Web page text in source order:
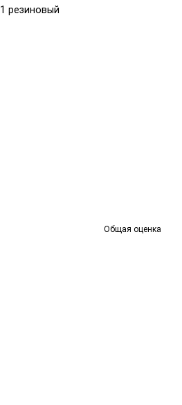
1 резиновый
Общая оценка